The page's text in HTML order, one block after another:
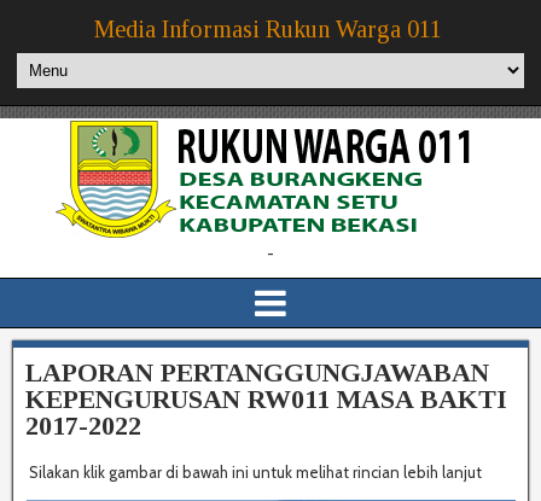
Media Informasi Rukun Warga 011
-
LAPORAN PERTANGGUNGJAWABAN
KEPENGURUSAN RW011 MASA BAKTI
2017-2022
Silakan klik gambar di bawah ini untuk melihat rincian lebih lanjut